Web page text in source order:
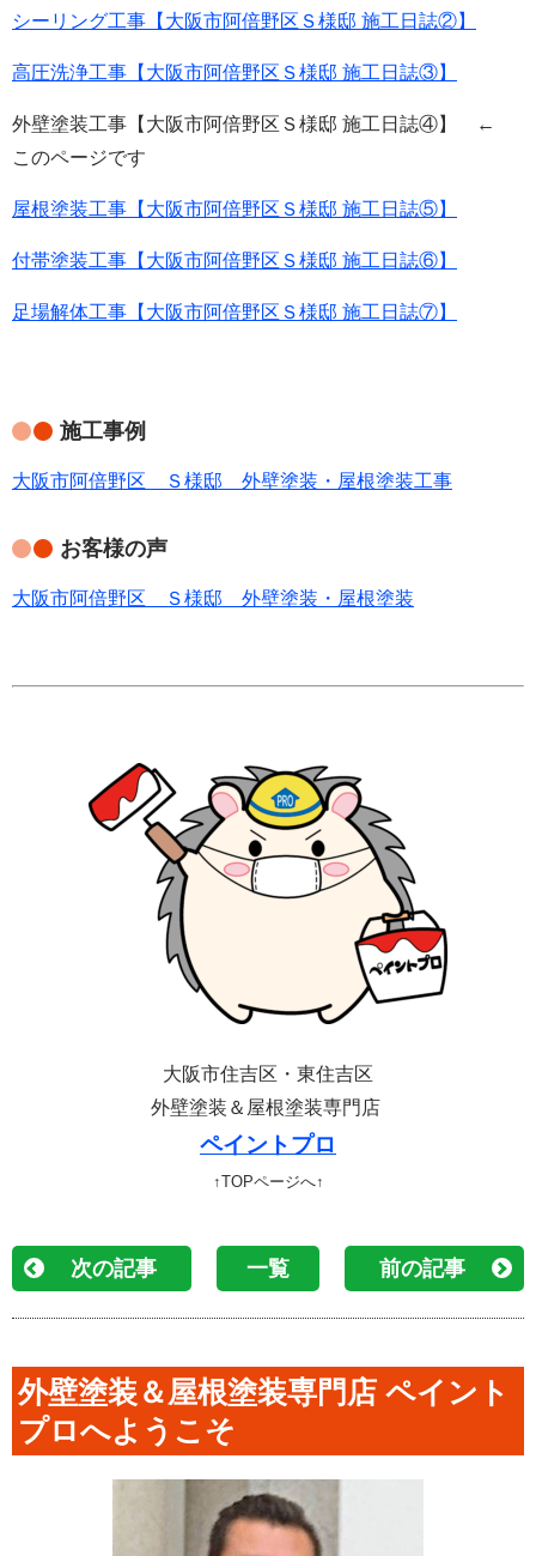
シーリング工事【大阪市阿倍野区Ｓ様邸 施工日誌②】
高圧洗浄工事【大阪市阿倍野区Ｓ様邸 施工日誌③】
外壁塗装工事【大阪市阿倍野区Ｓ様邸 施工日誌④】 ←
このページです
屋根塗装工事【大阪市阿倍野区Ｓ様邸 施工日誌⑤】
付帯塗装工事【大阪市阿倍野区Ｓ様邸 施工日誌⑥】
足場解体工事【大阪市阿倍野区Ｓ様邸 施工日誌⑦】
施工事例
大阪市阿倍野区 Ｓ様邸 外壁塗装・屋根塗装工事
お客様の声
大阪市阿倍野区 Ｓ様邸 外壁塗装・屋根塗装
大阪市住吉区・東住吉区
外壁塗装＆屋根塗装専門店
ペイントプロ
↑TOPページへ↑
次の記事 一覧 前の記事
外壁塗装＆屋根塗装専門店 ペイント
プロへようこそ